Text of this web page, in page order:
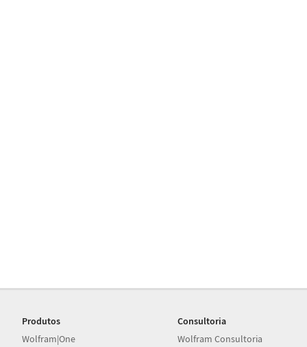
Produtos
Wolfram|One
Consultoria
Wolfram Consultoria